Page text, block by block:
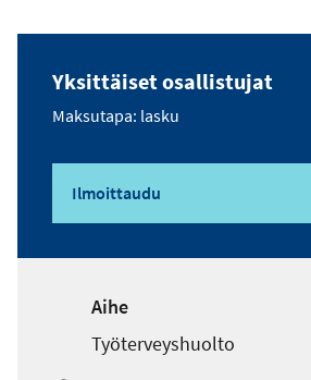
Yksittäiset osallistujat
Maksutapa: lasku
Ilmoittaudu
Aihe
Työterveyshuolto